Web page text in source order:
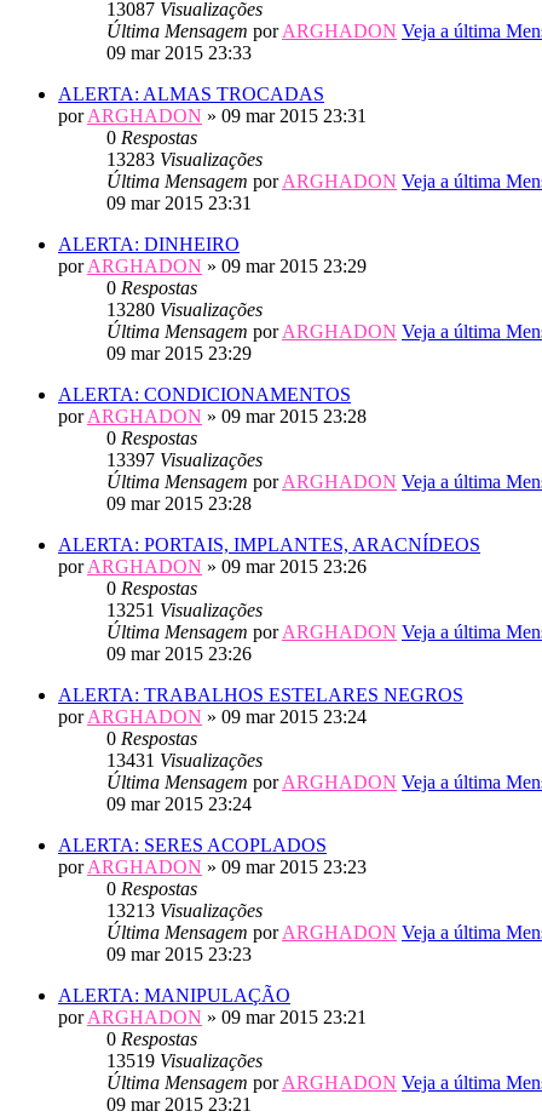
13087 Visualizações
Última Mensagem porARGHADON Veja a última
09 mar 2015 23:33
ALERTA: ALMAS TROCADAS
porARGHADON » 09 mar 2015 23:31
0 Respostas
13283 Visualizações
Última Mensagem porARGHADON Veja a última
09 mar 2015 23:31
ALERTA: DINHEIRO
porARGHADON » 09 mar 2015 23:29
0 Respostas
13280 Visualizações
Última Mensagem porARGHADON Veja a última
09 mar 2015 23:29
ALERTA: CONDICIONAMENTOS
porARGHADON » 09 mar 2015 23:28
0 Respostas
13397 Visualizações
Última Mensagem porARGHADON Veja a última
09 mar 2015 23:28
ALERTA: PORTAIS, IMPLANTES, ARACNÍDEOS
porARGHADON » 09 mar 2015 23:26
0 Respostas
13251 Visualizações
Última Mensagem porARGHADON Veja a última
09 mar 2015 23:26
ALERTA: TRABALHOS ESTELARES NEGROS
porARGHADON » 09 mar 2015 23:24
0 Respostas
13431 Visualizações
Última Mensagem porARGHADON Veja a última
09 mar 2015 23:24
ALERTA: SERES ACOPLADOS
porARGHADON » 09 mar 2015 23:23
0 Respostas
13213 Visualizações
Última Mensagem porARGHADON Veja a última
09 mar 2015 23:23
ALERTA: MANIPULAÇÃO
porARGHADON » 09 mar 2015 23:21
0 Respostas
13519 Visualizações
Última Mensagem porARGHADON Veja a última
09 mar 2015 23:21